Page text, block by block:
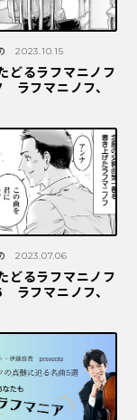
2023.10.15
どるラフマニノフ
ラフマニノフ、
2023.07.06
どるラフマニノフ
ラフマニノフ、